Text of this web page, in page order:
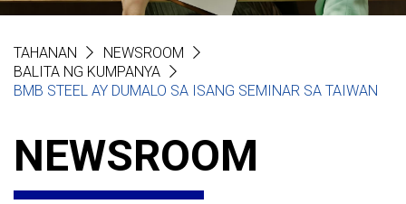
TAHANAN
NEWSROOM
BALITA NG KUMPANYA
BMB STEEL AY DUMALO SA ISANG SEMINAR SA TAIWAN
NEWSROOM